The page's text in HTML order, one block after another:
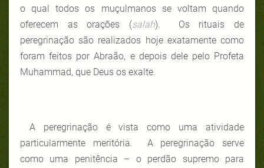
o qual todos os muçulmanos se voltam quando
oferecem as orações (salah). Os rituais de
peregrinação são realizados hoje exatamente como
foram feitos por Abraão, e depois dele pelo Profeta
Muhammad, que Deus os exalte.
A peregrinação é vista como uma atividade
particularmente meritória. A peregrinação serve
como uma penitência – o perdão supremo para